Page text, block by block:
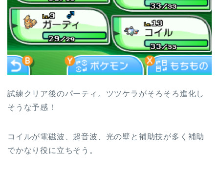
試練クリア後のパーティ。ツツケラがそろそろ進化し
そうな予感！
コイルが電磁波、超音波、光の壁と補助技が多く補助
でかなり役に立ちそう。